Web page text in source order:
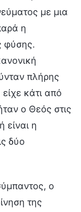
με μια
η
φύσης.
πλήρης
κάτι από
ο Θεός στις
είναι η
δύο
ο
της